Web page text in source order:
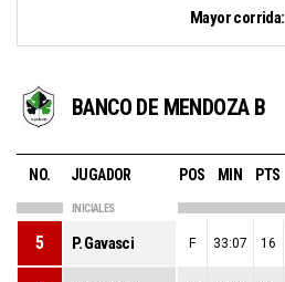
Mayor corrida:
BANCO DE MENDOZA B
NO. JUGADOR POS MIN PTS
INICIALES
5 P. Gavasci F 33:07 16